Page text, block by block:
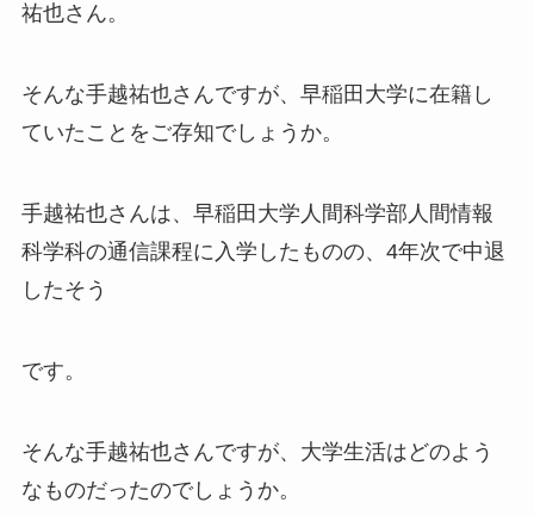
祐也さん。
そんな手越祐也さんですが、早稲田大学に在籍し
ていたことをご存知でしょうか。
手越祐也さんは、早稲田大学人間科学部人間情報
科学科の通信課程に入学したものの、4年次で中退
したそう
です。
そんな手越祐也さんですが、大学生活はどのよう
なものだったのでしょうか。